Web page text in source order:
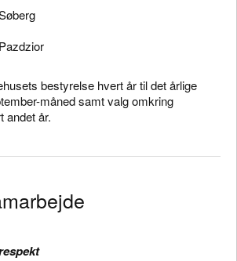
bestyrelse hvert år til det årlige
måned samt valg omkring
andet år.